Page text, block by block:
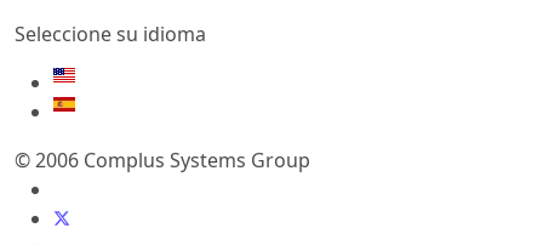
Seleccione su idioma
© 2006 Complus Systems Group